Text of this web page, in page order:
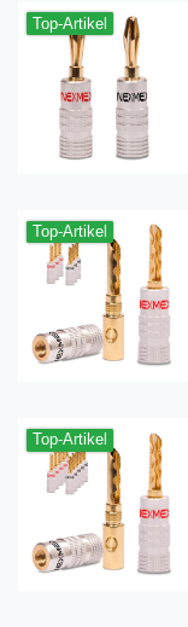
Top-Artikel
Top-Artikel
Top-Artikel